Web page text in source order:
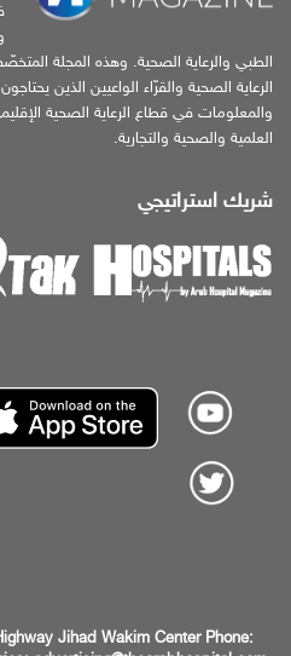
الطبي والرعاية الصحية. وهذه المجلة
الرعاية الصحية والقرّاء الواعيين الذين
والمعلومات في قطاع الرعاية الصحية
العلمية والصحية والتجارية.
شريك استراتيجي
Jihad Wakim Center Phone: